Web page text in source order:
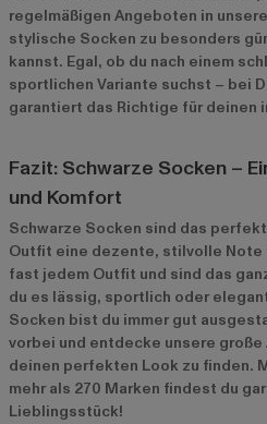
regelmäßigen Angeboten in
stylische Socken zu besonders
kannst. Egal, ob du nach einem
sportlichen Variante suchst – bei
garantiert das Richtige für deinen
Fazit: Schwarze Socken –
und Komfort
Schwarze Socken sind das
Outfit eine dezente, stilvolle Note
fast jedem Outfit und sind das
du es lässig, sportlich oder
Socken bist du immer gut
vorbei und entdecke unsere große
deinen perfekten Look zu finden.
mehr als 270 Marken findest du
Lieblingsstück!